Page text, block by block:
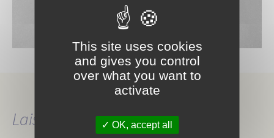
Laisser un commentaire
This site uses cookies
and gives you control
over what you want to
activate
OK, accept all